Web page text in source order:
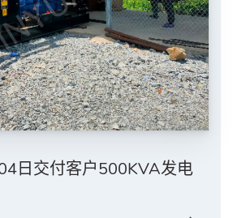
日交付客户500KVA发电